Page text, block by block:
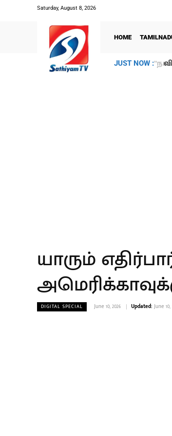
Saturday, August 8, 2026
HOME
JUST NOW :
யாரும்
DIGITAL SPECIAL June 10, 2026 Updated: June 10,